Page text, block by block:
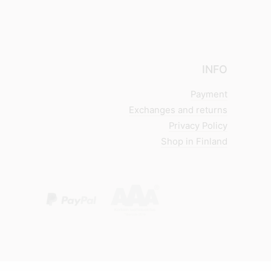
INFO
Payment
Exchanges and returns
Privacy Policy
Shop in Finland